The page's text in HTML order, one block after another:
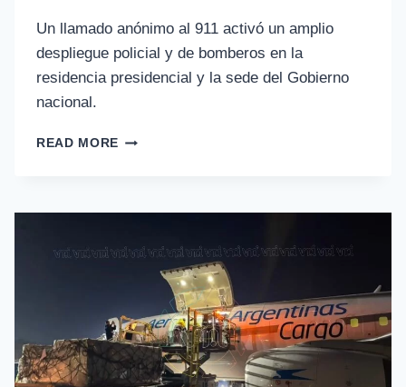
Un llamado anónimo al 911 activó un amplio
despliegue policial y de bomberos en la
residencia presidencial y la sede del Gobierno
nacional.
READ MORE